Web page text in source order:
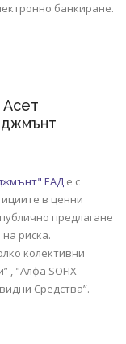
банкиране.
ЕАД е с
в ценни
предлагане
риска.
колективни
, "Алфа SOFIX
Средства”.